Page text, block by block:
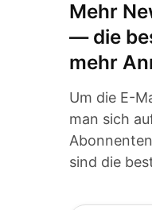
Mehr
— die
mehr
Um die E-
man sich
sind die